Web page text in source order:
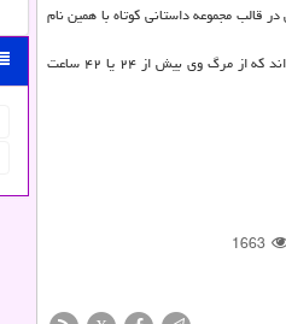
قالب مجموعه داستانی کوتاه با همین نام
شامگاه ۷ فروردین ۱۴۰۰ شبکه های اجتماعی و رسانه ها فارسی خبر از درگذشت آزاده نامداری دادند. تعدادی از رسانه ها گزارش کرده اند که از مرگ وی بیش از ۲۴ یا ۴۲ ساعت
1663